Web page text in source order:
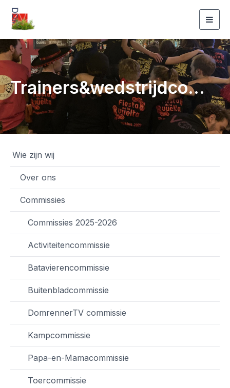
Trainers&wedstrijdcommissie
Wie zijn wij
Over ons
Commissies
Commissies 2025-2026
Activiteitencommissie
Batavierencommissie
Buitenbladcommissie
DomrennerTV commissie
Kampcommissie
Papa-en-Mamacommissie
Toercommissie